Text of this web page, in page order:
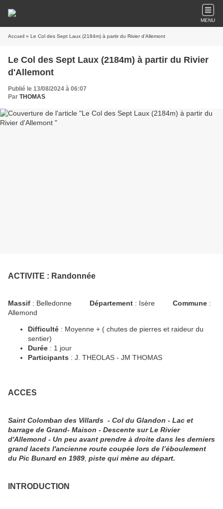
MENU
Accueil » Le Col des Sept Laux (2184m) à partir du Rivier d'Allemont
Le Col des Sept Laux (2184m) à partir du Rivier
d'Allemont
Publié le 13/08/2024 à 06:07
Par THOMAS
ACTIVITE : Randonnée
Massif : Belledonne Département : Isère Commune :
Allemond
Difficulté : Moyenne + ( chutes de pierres et raideur du
sentier)
Durée : 1 jour
Participants : J. THEOLAS - JM THOMAS
ACCES
Saint Colomban des Villards - Col du Glandon - Lac et
barrage de Grand- Maison - Descente sur Le Rivier
d'Allemond - Un peu avant prendre à droite dans les derniers
grand lacets l'ancienne route coupée lors de l’éboulement
du Pic Bunard en 1989 piste qui mène au départ.
INTRODUCTION